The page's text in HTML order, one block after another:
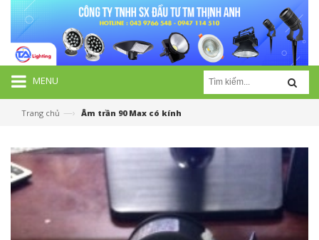
MENU
Trang chủ —› Âm trần 90 Max có kính